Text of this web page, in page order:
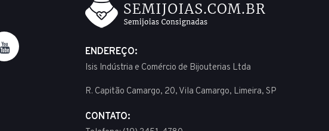
ENDEREÇO:
Isis Indústria e Comércio de Bijouterias Ltda
R. Capitão Camargo, 20, Vila Camargo, Limeira, SP
CONTATO: